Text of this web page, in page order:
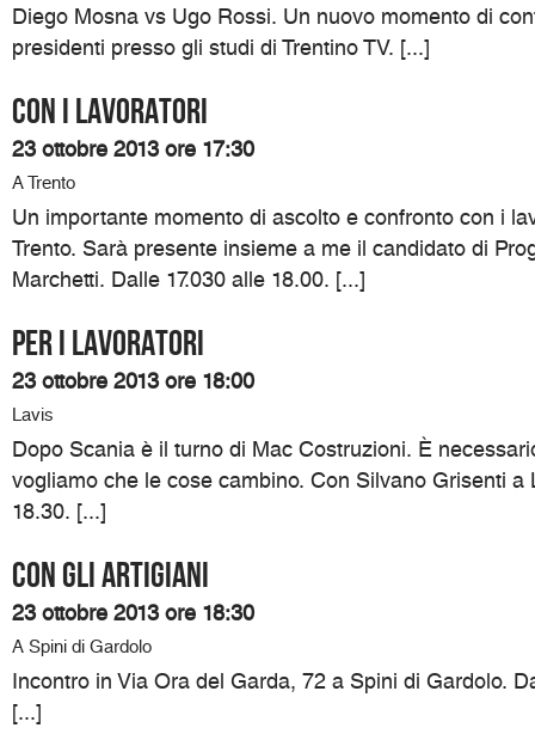
Diego Mosna vs Ugo Rossi. Un nuovo momento di
presidenti presso gli studi di Trentino TV. [...]
Con i lavoratori
23 ottobre 2013 ore 17:30
A Trento
Un importante momento di ascolto e confronto con i
Trento. Sarà presente insieme a me il candidato di
Marchetti. Dalle 17.030 alle 18.00. [...]
Per i lavoratori
23 ottobre 2013 ore 18:00
Lavis
Dopo Scania è il turno di Mac Costruzioni. È
vogliamo che le cose cambino. Con Silvano Grisenti a
18.30. [...]
Con gli artigiani
23 ottobre 2013 ore 18:30
A Spini di Gardolo
Incontro in Via Ora del Garda, 72 a Spini di Gardolo.
[...]